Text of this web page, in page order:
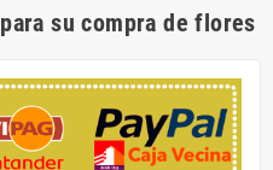
su compra de flores